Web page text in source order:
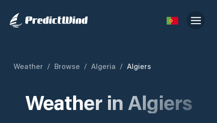
Weather / Browse / Algeria / Algiers
Weather in Algiers